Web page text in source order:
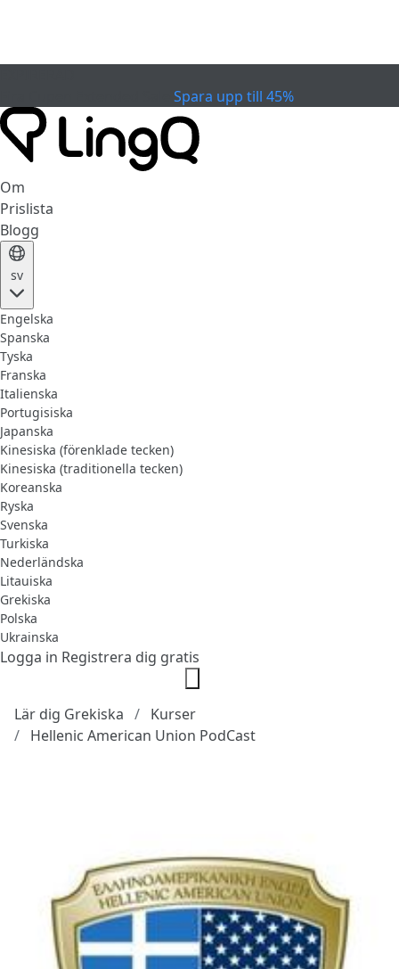
Spara upp till 45%
Om
Prislista
Blogg
sv
Engelska
Spanska
Tyska
Franska
Italienska
Portugisiska
Japanska
Kinesiska (förenklade tecken)
Kinesiska (traditionella tecken)
Koreanska
Ryska
Svenska
Turkiska
Nederländska
Litauiska
Grekiska
Polska
Ukrainska
Logga in Registrera dig gratis
Lär dig Grekiska
Kurser
Hellenic American Union PodCast